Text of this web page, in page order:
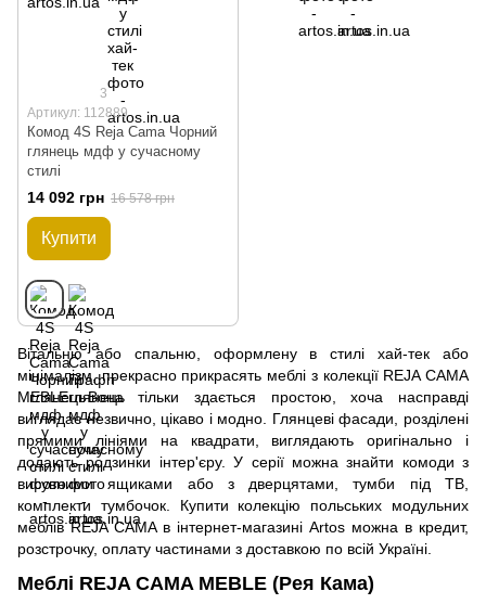
3
Артикул: 112889
Комод 4S Reja Cama Чорний
глянець мдф у сучасному
стилі
14 092 грн 16 578 грн
Купити
Вітальню або спальню, оформлену в стилі хай-тек або
мінімалізм, прекрасно прикрасять меблі з колекції REJA CAMA
MEBLE. Вона тільки здається простою, хоча насправді
виглядає незвично, цікаво і модно. Глянцеві фасади, розділені
прямими лініями на квадрати, виглядають оригінально і
додають родзинки інтер'єру. У серії можна знайти комоди з
висувними ящиками або з дверцятами, тумби під ТВ,
комплекти тумбочок. Купити колекцію польських модульних
меблів REJA CAMA в інтернет-магазині Artos можна в кредит,
розстрочку, оплату частинами з доставкою по всій Україні.
Меблі REJA CAMA MEBLE (Рея Кама)